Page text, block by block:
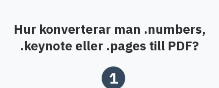
Hur konverterar man .numbers,
.keynote eller .pages till PDF?
1